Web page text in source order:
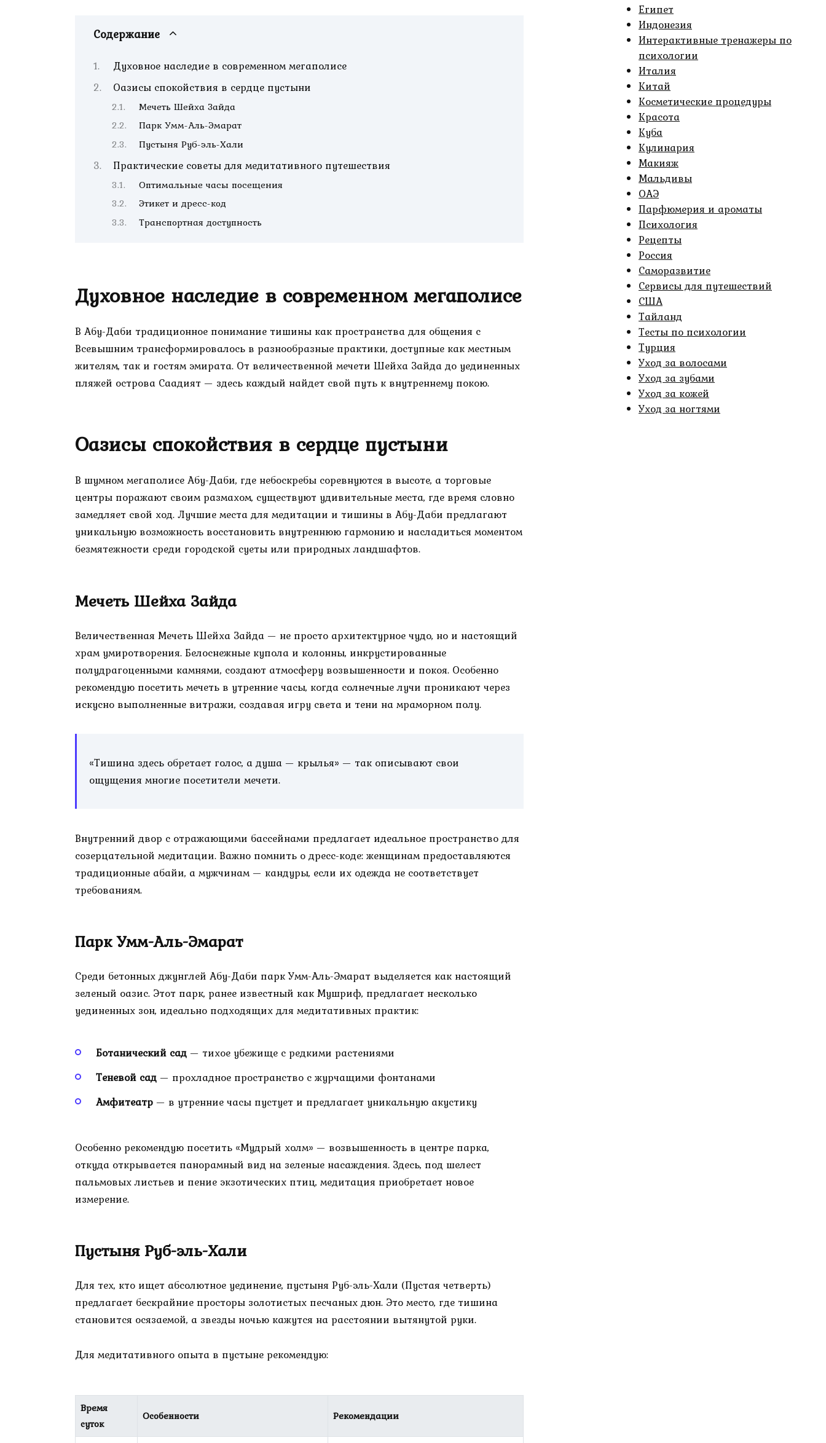
Содержание
Духовное наследие в современном мегаполисе
Оазисы спокойствия в сердце пустыни
Мечеть Шейха Зайда
Парк Умм-Аль-Эмарат
Пустыня Руб-эль-Хали
Практические советы для медитативного путешествия
Оптимальные часы посещения
Этикет и дресс-код
Транспортная доступность
Духовное наследие в современном мегаполисе
В Абу-Даби традиционное понимание тишины как пространства для общения с
Всевышним трансформировалось в разнообразные практики, доступные как местным
жителям, так и гостям эмирата. От величественной мечети Шейха Зайда до уединенных
пляжей острова Саадият — здесь каждый найдет свой путь к внутреннему покою.
Оазисы спокойствия в сердце пустыни
В шумном мегаполисе Абу-Даби, где небоскребы соревнуются в высоте, а торговые
центры поражают своим размахом, существуют удивительные места, где время словно
замедляет свой ход. Лучшие места для медитации и тишины в Абу-Даби предлагают
уникальную возможность восстановить внутреннюю гармонию и насладиться моментом
безмятежности среди городской суеты или природных ландшафтов.
Мечеть Шейха Зайда
Величественная Мечеть Шейха Зайда — не просто архитектурное чудо, но и настоящий
храм умиротворения. Белоснежные купола и колонны, инкрустированные
полудрагоценными камнями, создают атмосферу возвышенности и покоя. Особенно
рекомендую посетить мечеть в утренние часы, когда солнечные лучи проникают через
искусно выполненные витражи, создавая игру света и тени на мраморном полу.
«Тишина здесь обретает голос, а душа — крылья» — так описывают свои
ощущения многие посетители мечети.
Внутренний двор с отражающими бассейнами предлагает идеальное пространство для
созерцательной медитации. Важно помнить о дресс-коде: женщинам предоставляются
традиционные абайи, а мужчинам — кандуры, если их одежда не соответствует
требованиям.
Парк Умм-Аль-Эмарат
Среди бетонных джунглей Абу-Даби парк Умм-Аль-Эмарат выделяется как настоящий
зеленый оазис. Этот парк, ранее известный как Мушриф, предлагает несколько
уединенных зон, идеально подходящих для медитативных практик:
Ботанический сад — тихое убежище с редкими растениями
Теневой сад — прохладное пространство с журчащими фонтанами
Амфитеатр — в утренние часы пустует и предлагает уникальную акустику
Особенно рекомендую посетить «Мудрый холм» — возвышенность в центре парка,
откуда открывается панорамный вид на зеленые насаждения. Здесь, под шелест
пальмовых листьев и пение экзотических птиц, медитация приобретает новое
измерение.
Пустыня Руб-эль-Хали
Для тех, кто ищет абсолютное уединение, пустыня Руб-эль-Хали (Пустая четверть)
предлагает бескрайние просторы золотистых песчаных дюн. Это место, где тишина
становится осязаемой, а звезды ночью кажутся на расстоянии вытянутой руки.
Для медитативного опыта в пустыне рекомендую:
Время
суток
Особенности Рекомендации
Египет
Индонезия
Интерактивные тренажеры по
психологии
Италия
Китай
Косметические процедуры
Красота
Куба
Кулинария
Макияж
Мальдивы
ОАЭ
Парфюмерия и ароматы
Психология
Рецепты
Россия
Саморазвитие
Сервисы для путешествий
США
Тайланд
Тесты по психологии
Турция
Уход за волосами
Уход за зубами
Уход за кожей
Уход за ногтями